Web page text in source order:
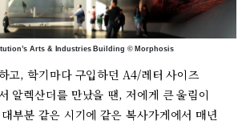
Arts & Industries Building © Morphosis
고, 학기마다 구입하던 A4/레터 사이즈
알렉산더를 만났을 땐, 저에게 큰 울림이
부분 같은 시기에 같은 복사가게에서 매년